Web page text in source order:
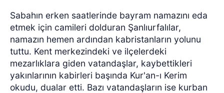
Sabahın erken saatlerinde bayram namazını eda
etmek için camileri dolduran Şanlıurfalılar,
namazın hemen ardından kabristanların yolunu
tuttu. Kent merkezindeki ve ilçelerdeki
mezarlıklara giden vatandaşlar, kaybettikleri
yakınlarının kabirleri başında Kur'an-ı Kerim
okudu, dualar etti. Bazı vatandaşların ise kurban